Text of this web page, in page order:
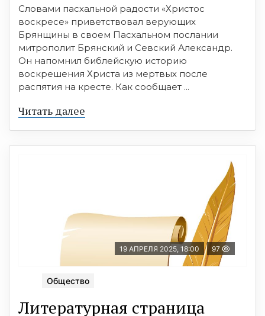
Словами пасхальной радости «Христос
воскресе» приветствовал верующих
Брянщины в своем Пасхальном послании
митрополит Брянский и Севский Александр.
Он напомнил библейскую историю
воскрешения Христа из мертвых после
распятия на кресте. Как сообщает ...
Читать далее
19 АПРЕЛЯ 2025, 18:00 97
Общество
Литературная страница